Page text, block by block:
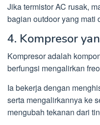
Jika termistor AC rusak,
bagian outdoor yang mati
4. Kompresor
Kompresor adalah
berfungsi mengalirkan
Ia bekerja dengan
serta mengalirkannya ke
mengubah tekanan dari